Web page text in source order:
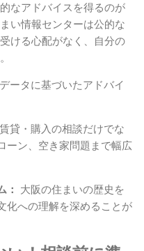
なアドバイスを得るのが
い情報センターは公的な
ける心配がなく、自分の
ータに基づいたアドバイ
賃貸・購入の相談だけでな
ーン、空き家問題まで幅広
：
大阪の住まいの歴史を
化への理解を深めることが